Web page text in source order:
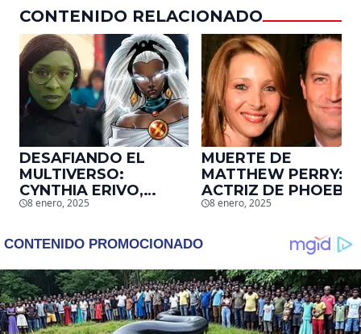
CONTENIDO RELACIONADO
DESAFIANDO EL
MULTIVERSO:
CYNTHIA ERIVO,
PROTAGONISTA DE
SER STORM EN EL
8 enero, 2025
MUERTE DE
MATTHEW PERRY:
ACTRIZ DE PHOEBE,
EN ‘FRIENDS’,
EMOTIVO MENSAJE
QUE EL ACTOR LE
DEJÓ
8 enero, 2025